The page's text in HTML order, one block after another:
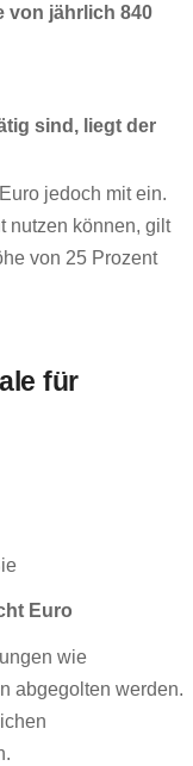
von jährlich 840
sind, liegt der
jedoch mit ein.
nutzen können, gilt
von 25 Prozent
für
Euro
wie
abgegolten werden.